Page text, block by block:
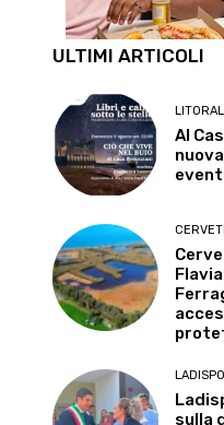
ULTIMI ARTICOLI
Al
sulla